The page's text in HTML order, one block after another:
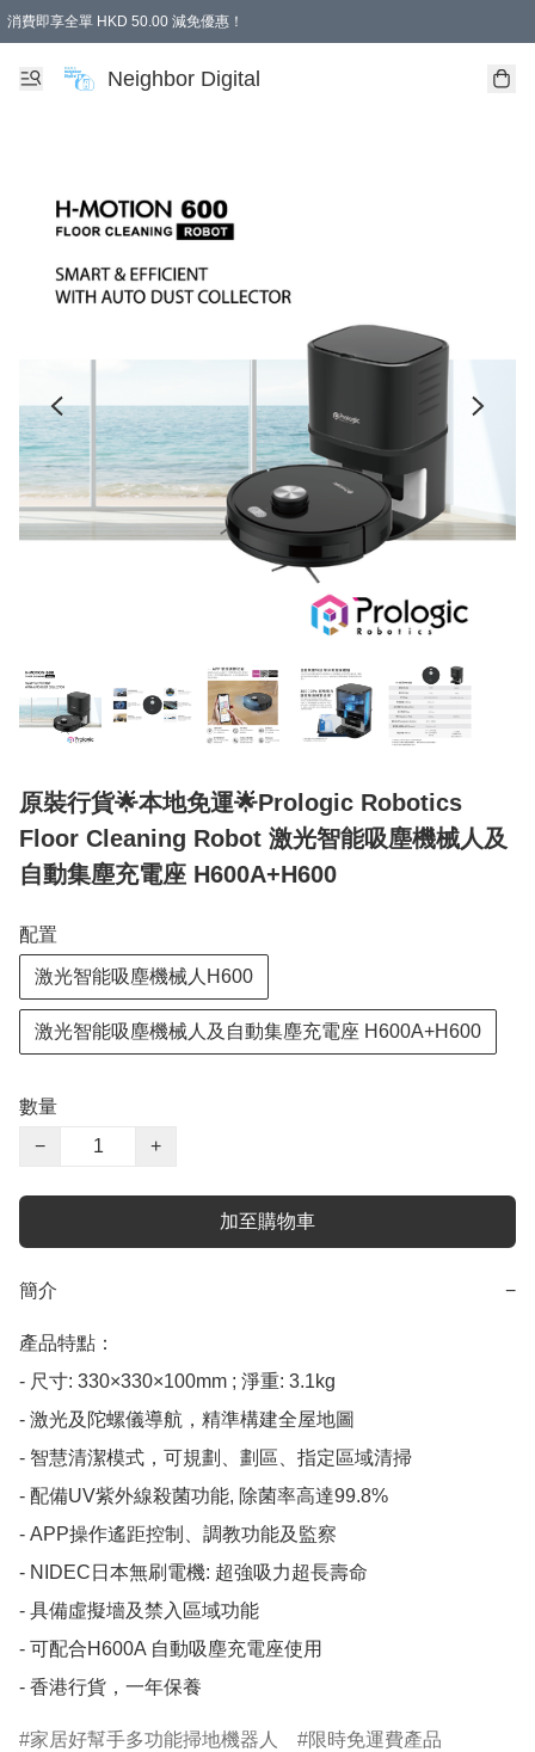
消費即享全單 HKD 50.00 減免優惠！
Neighbor Digital
原裝行貨🌟本地免運🌟Prologic Robotics
Floor Cleaning Robot 激光智能吸塵機械人及
自動集塵充電座 H600A+H600
配置
激光智能吸塵機械人H600
激光智能吸塵機械人及自動集塵充電座 H600A+H600
數量
−
+
加至購物車
簡介 −
產品特點：
- 尺寸: 330×330×100mm ; 淨重: 3.1kg
- 激光及陀螺儀導航，精準構建全屋地圖
- 智慧清潔模式，可規劃、劃區、指定區域清掃
- 配備UV紫外線殺菌功能, 除菌率高達99.8%
- APP操作遙距控制、調教功能及監察
- NIDEC日本無刷電機: 超強吸力超長壽命
- 具備虛擬墻及禁入區域功能
- 可配合H600A 自動吸塵充電座使用
- 香港行貨，一年保養
家居好幫手多功能掃地機器人 限時免運費產品